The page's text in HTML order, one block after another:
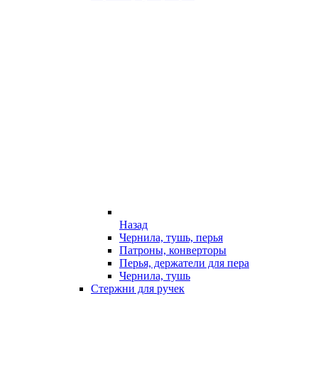
Назад
Чернила, тушь, перья
Патроны, конверторы
Перья, держатели для пера
Чернила, тушь
Стержни для ручек